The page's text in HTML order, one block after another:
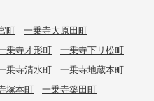
町
一乗寺大原田町
乗寺才形町
一乗寺下リ松町
乗寺清水町
一乗寺地蔵本町
塚本町
一乗寺築田町